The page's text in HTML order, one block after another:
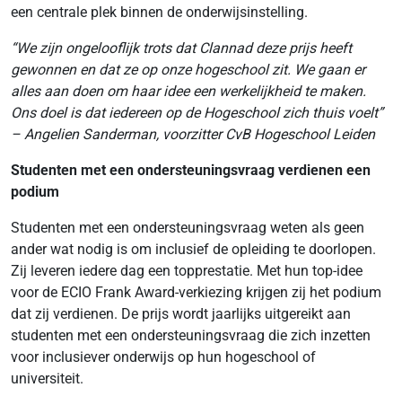
een centrale plek binnen de onderwijsinstelling.
“We zijn ongelooflijk trots dat Clannad deze prijs heeft
gewonnen en dat ze op onze hogeschool zit. We gaan er
alles aan doen om haar idee een werkelijkheid te maken.
Ons doel is dat iedereen op de Hogeschool zich thuis voelt”
– Angelien Sanderman, voorzitter CvB Hogeschool Leiden
Studenten met een ondersteuningsvraag verdienen een
podium
Studenten met een ondersteuningsvraag weten als geen
ander wat nodig is om inclusief de opleiding te doorlopen.
Zij leveren iedere dag een topprestatie. Met hun top-idee
voor de ECIO Frank Award-verkiezing krijgen zij het podium
dat zij verdienen. De prijs wordt jaarlijks uitgereikt aan
studenten met een ondersteuningsvraag die zich inzetten
voor inclusiever onderwijs op hun hogeschool of
universiteit.